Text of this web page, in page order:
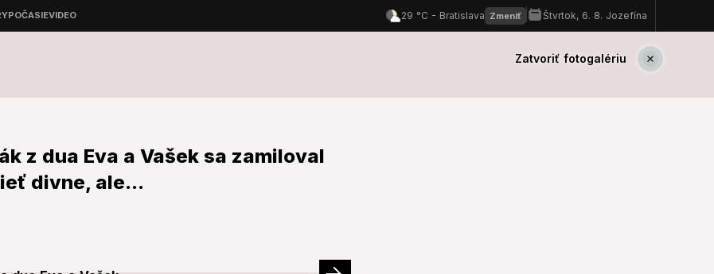
Zatvoriť fotogalériu
z dua Eva a Vašek sa zamiloval
divne, ale...